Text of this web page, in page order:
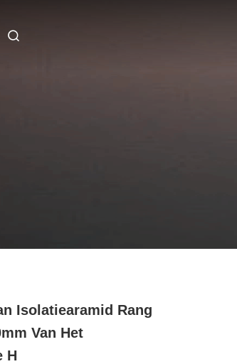
Isolatiearamid Rang
Van Het
H